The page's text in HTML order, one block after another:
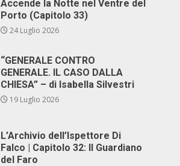
Accende la Notte nel Ventre del
Porto (Capitolo 33)
24 Luglio 2026
“GENERALE CONTRO
GENERALE. IL CASO DALLA
CHIESA” – di Isabella Silvestri
19 Luglio 2026
L’Archivio dell’Ispettore Di
Falco | Capitolo 32: Il Guardiano
del Faro